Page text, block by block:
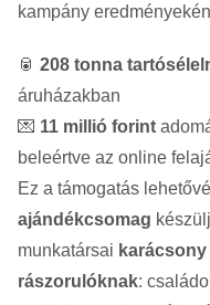
kampány
🥫 208 tonna
áruházakban
💌 11 millió forint
beleértve az online
Ez a támogatás
ajándékcsomag
munkatársai
rászorulóknak: